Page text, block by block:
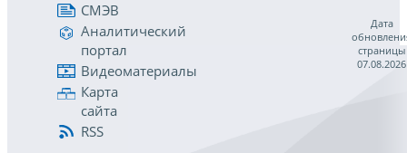
СМЭВ
Аналитический
портал
Видеоматериалы
Карта
сайта
RSS
Дата
страницы
07.08.2026